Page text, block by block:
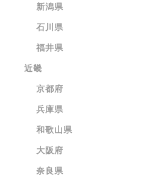
新潟県
石川県
福井県
近畿
京都府
兵庫県
和歌山県
大阪府
奈良県